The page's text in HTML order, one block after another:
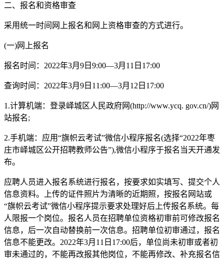
二、报名和资格审查
采用统一时间网上报名和网上资格审查的方式进行。
(一)网上报名
报名时间：2022年3月9日9:00—3月11日17:00
查询时间：2022年3月9日11:00—3月12日17:00
1.计算机端：登录峄城区人民政府网(http://www.ycq. gov.cn/)网
站报名;
2.手机端：应用“旗帜云考试”微信小程序报名(选择“2022年枣
庄市峄城区公开招聘教师公告”),微信小程序于报名当天开通发
布。
应聘人员进入报名系统进行报名，按要求如实填写、提交个人
信息资料。上传的证件照片为清晰的近期照，按报名网站或
“旗帜云考试”微信小程序提示要求处理好后上传报名系统。每
人限报一个岗位。报名人员在招聘单位资格初审前可修改报名
信息，后一次自动替换前一次信息。招聘单位初审通过，报名
信息不能更改。2022年3月11日17:00后，单位尚未初审或者初
审未通过的，不能再改报其他岗位，不能再修改、补充报名信